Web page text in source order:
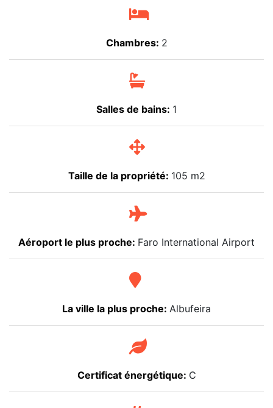
Chambres: 2
Salles de bains: 1
Taille de la propriété: 105 m2
Aéroport le plus proche: Faro International Airport
La ville la plus proche: Albufeira
Certificat énergétique: C